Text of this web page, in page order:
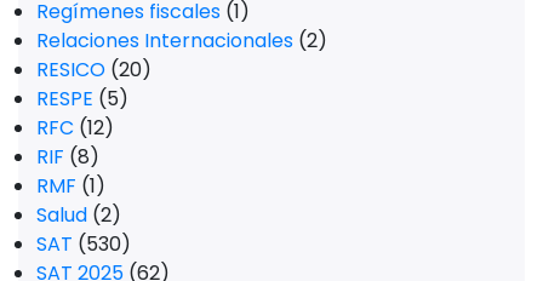
Regímenes fiscales (1)
Relaciones Internacionales (2)
RESICO (20)
RESPE (5)
RFC (12)
RIF (8)
RMF (1)
Salud (2)
SAT (530)
SAT 2025 (62)